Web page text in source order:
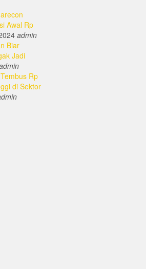
Awal Rp
admin
Biar
Jadi
Rp
di Sektor